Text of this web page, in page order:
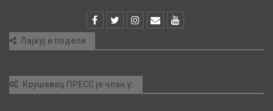
Лајкуј и подели
Крушевац ПРЕСС је члан у: